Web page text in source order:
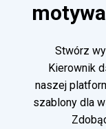
Stwórz
Kierownik
naszej
szablony dla